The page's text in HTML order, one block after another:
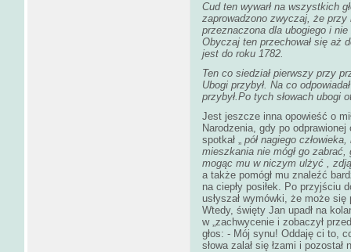
Cud ten wywarł na wszystkich
zaprowadzono zwyczaj, że
przeznaczona dla ubogiego i
Obyczaj ten przechował się aż
jest do roku 1782.
Ten co siedział pierwszy przy
Ubogi przybył. Na co
przybył.Po tych słowach ubogi
Jest jeszcze inna opowieść o
Narodzenia, gdy po
spotkał „ pół nagiego
mieszkania nie mógł go
mogąc mu w niczym ulżyć ,
a także pomógł mu znaleźć
na ciepły posiłek. Po przyjściu
usłyszał wymówki, że może
Wtedy, święty Jan upadł na
w „zachwycenie i zobaczył
głos: - Mój synu! Oddaję ci to,
słowa zalał się łzami i